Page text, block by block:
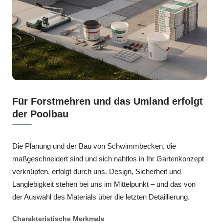
Für Forstmehren und das Umland erfolgt
der Poolbau
Die Planung und der Bau von Schwimmbecken, die
maßgeschneidert sind und sich nahtlos in Ihr Gartenkonzept
verknüpfen, erfolgt durch uns. Design, Sicherheit und
Langlebigkeit stehen bei uns im Mittelpunkt – und das von
der Auswahl des Materials über die letzten Detaillierung.
Charakteristische Merkmale